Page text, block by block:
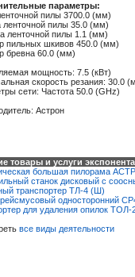
параметры:
пилы 3700.0 (мм)
ленточной пилы 35.0 (мм)
ленточной пилы 1.1 (мм)
пильных шкивов 450.0 (мм)
бревна 60.0 (мм)
мощность: 7.5 (кВт)
скорость резания: 30.0
сети: Частота 50.0 (GHz)
Астрон
товары и услуги
большая пилорама
станок дисковый с
транспортер ТЛ-4 (Ш)
односторонний
для удаления опилок ТОЛ-
все виды деятельности